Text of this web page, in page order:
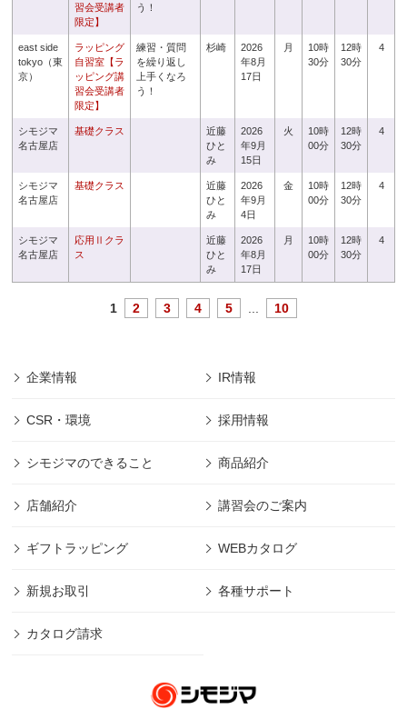
習会受講者
限定】
う！
east side
tokyo（東
京）
ラッピング
自習室【ラ
ッピング講
習会受講者
限定】
練習・質問
を繰り返し
上手くなろ
う！
杉崎
2026
年8月
17日
月
10時
30分
12時
30分
4
シモジマ
名古屋店
基礎クラス
近藤
ひと
み
2026
年9月
15日
火
10時
00分
12時
30分
4
シモジマ
名古屋店
基礎クラス
近藤
ひと
み
2026
年9月
4日
金
10時
00分
12時
30分
4
シモジマ
名古屋店
応用Ⅱクラ
ス
近藤
ひと
み
2026
年8月
17日
月
10時
00分
12時
30分
4
1 2 3 4 5 10
企業情報 IR情報
CSR・環境 採用情報
シモジマのできること 商品紹介
店舗紹介 講習会のご案内
ギフトラッピング WEBカタログ
新規お取引 各種サポート
カタログ請求